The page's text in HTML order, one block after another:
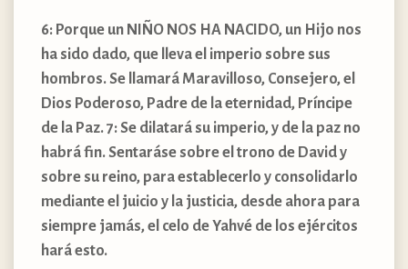
6: Porque un NIÑO NOS HA NACIDO, un Hijo nos
ha sido dado, que lleva el imperio sobre sus
hombros. Se llamará Maravilloso, Consejero, el
Dios Poderoso, Padre de la eternidad, Príncipe
de la Paz. 7: Se dilatará su imperio, y de la paz no
habrá fin. Sentaráse sobre el trono de David y
sobre su reino, para establecerlo y consolidarlo
mediante el juicio y la justicia, desde ahora para
siempre jamás, el celo de Yahvé de los ejércitos
hará esto.